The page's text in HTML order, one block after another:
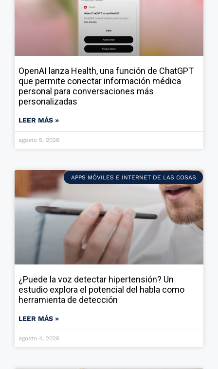
OpenAI lanza Health, una función de ChatGPT
que permite conectar información médica
personal para conversaciones más
personalizadas
LEER MÁS »
agosto 5, 2026
APPS MÓVILES E INTERNET DE LAS COSAS
¿Puede la voz detectar hipertensión? Un
estudio explora el potencial del habla como
herramienta de detección
LEER MÁS »
agosto 4, 2026